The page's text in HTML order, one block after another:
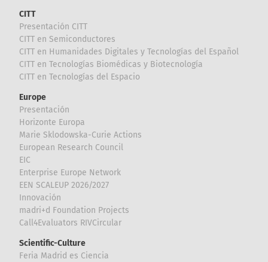
CITT
Presentación CITT
CITT en Semiconductores
CITT en Humanidades Digitales y Tecnologías del Español
CITT en Tecnologías Biomédicas y Biotecnología
CITT en Tecnologías del Espacio
Europe
Presentación
Horizonte Europa
Marie Sklodowska-Curie Actions
European Research Council
EIC
Enterprise Europe Network
EEN SCALEUP 2026/2027
Innovación
madri+d Foundation Projects
Call4Evaluators RIVCircular
Scientific-Culture
Feria Madrid es Ciencia